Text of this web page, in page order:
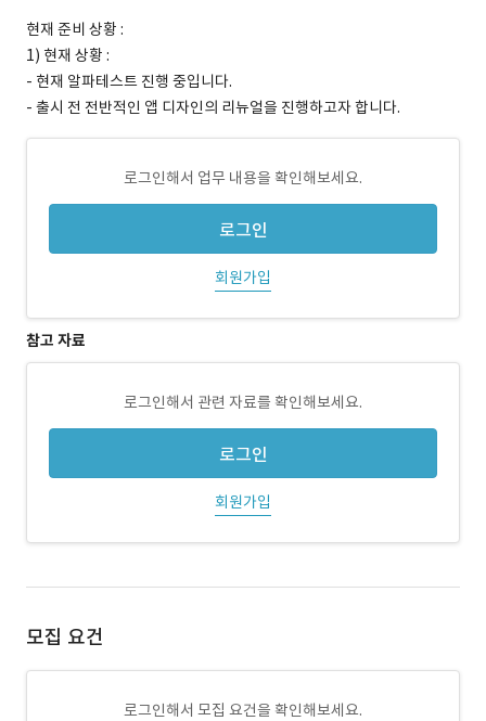
현재 준비 상황 :
1) 현재 상황 :
- 현재 알파테스트 진행 중입니다.
- 출시 전 전반적인 앱 디자인의 리뉴얼을 진행하고자 합니다.
로그인해서 업무 내용을 확인해보세요.
로그인
회원가입
참고 자료
로그인해서 관련 자료를 확인해보세요.
로그인
회원가입
모집 요건
로그인해서 모집 요건을 확인해보세요.